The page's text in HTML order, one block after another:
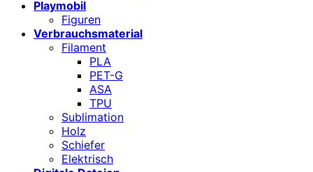
Playmobil
Figuren
Verbrauchsmaterial
Filament
PLA
PET-G
ASA
TPU
Sublimation
Holz
Schiefer
Elektrisch